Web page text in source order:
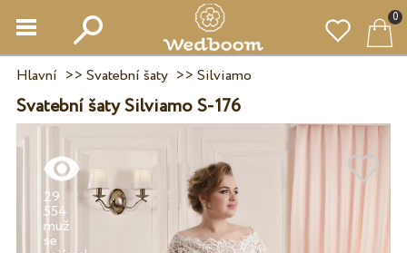
0
Hlavní >> Svatební šaty>> Silviamo
Svatební šaty Silviamo S-176
29
554
muž
se